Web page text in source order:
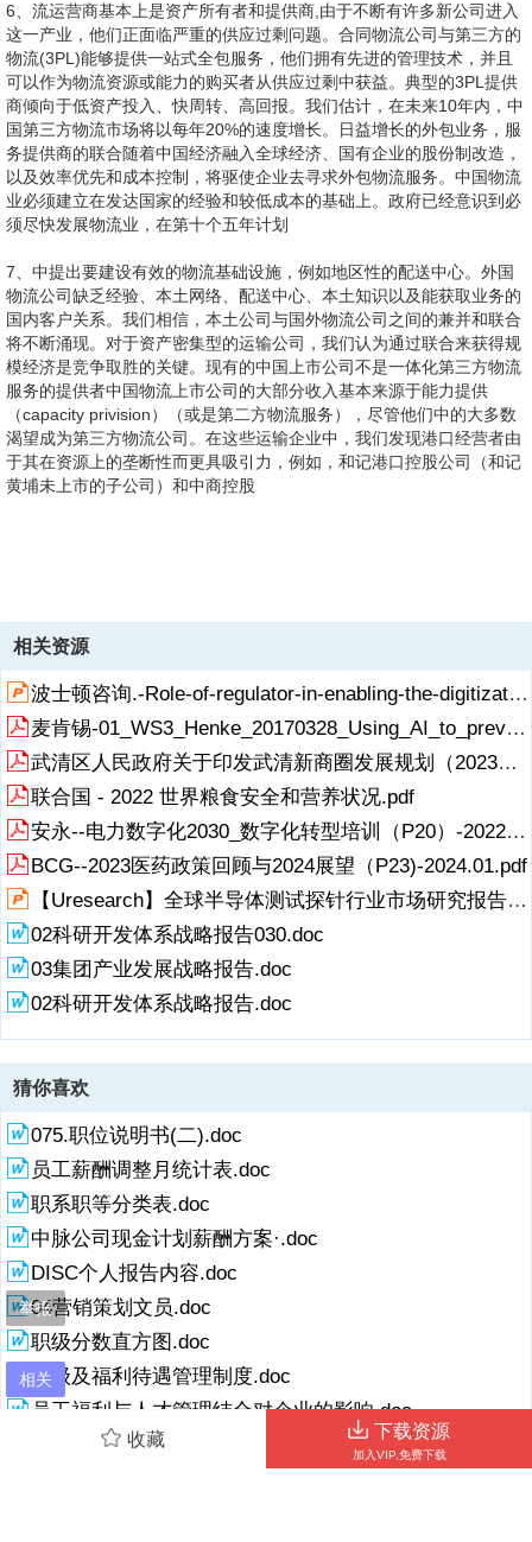
收藏 下载资源
加入VIP,免费下载
相关
举报
6、流运营商基本上是资产所有者和提供商,由于不断有许多新公司进入
这一产业，他们正面临严重的供应过剩问题。合同物流公司与第三方的
物流(3PL)能够提供一站式全包服务，他们拥有先进的管理技术，并且
可以作为物流资源或能力的购买者从供应过剩中获益。典型的3PL提供
商倾向于低资产投入、快周转、高回报。我们估计，在未来10年内，中
国第三方物流市场将以每年20%的速度增长。日益增长的外包业务，服
务提供商的联合随着中国经济融入全球经济、国有企业的股份制改造，
以及效率优先和成本控制，将驱使企业去寻求外包物流服务。中国物流
业必须建立在发达国家的经验和较低成本的基础上。政府已经意识到必
须尽快发展物流业，在第十个五年计划
7、中提出要建设有效的物流基础设施，例如地区性的配送中心。外国
物流公司缺乏经验、本土网络、配送中心、本土知识以及能获取业务的
国内客户关系。我们相信，本土公司与国外物流公司之间的兼并和联合
将不断涌现。对于资产密集型的运输公司，我们认为通过联合来获得规
模经济是竞争取胜的关键。现有的中国上市公司不是一体化第三方物流
服务的提供者中国物流上市公司的大部分收入基本来源于能力提供
（capacity privision）（或是第二方物流服务），尽管他们中的大多数
渴望成为第三方物流公司。在这些运输企业中，我们发现港口经营者由
于其在资源上的垄断性而更具吸引力，例如，和记港口控股公司（和记
黄埔未上市的子公司）和中商控股
流？ 据载，物流的概念是美国陆军少校（詹母斯C约翰逊和唐纳德F伍
德）在1905年首次提出的，用于军队运筹，包括部队本身的调遣，还包
括在规定时间内高精确度地提供后勤保障，只有这样才能赢得胜利，此
话一点不假。第二次世界大战也为实战运筹研究作出了贡献，研究成果
在物流方面得到广泛运用。在过去的几十年里，物流也成为企业在商界
竞争中立于不败之地的关键因素。诸如全面质量
受益的产业。在大多数产业拥有大量的国有企业并且存在能力过剩问题
时，第三方物流仍是一块未开发的领域。本土物流企业在过去的几年中
才刚刚开始进入第三方物流领域，目前规模都很小，而外国物流企业还
未成为实质性的参与者。物流不是“风行一时”产业 自去年以来，物流在
中国受到前所未有的关注，政府已将其列为第十个五年计划的发展重
点。这只会是风行一时吗？我们认为不是。随着
富有竞争力。企业需要比传统运输和仓储更可靠的一体化物流服务。图
1 国家品牌的发展品牌 类别 估算商标价值（10亿元）红塔山 香烟
43.90海尔 电子设备 33.00长虹 电视 26.00五粮液 酒 12.06TCL 电视
10.59联想 计算机 10.32一汽 汽车 9.66科隆 空调 9.62康佳 电视 9.54
三九 制药 7.39美的 空调 6.38青岛啤酒 啤酒 5.95小天鹅 洗衣机 5.68容
声 冰箱
有18%是通过第三方来进行的，而制成品的物流配送由第三方来进行的
就更少，只有16%。甚至一些销售额达到1000万元人民币的企业，仍拥
有自己的运输车队和仓储设施。后邓经济时代的巨大变化导致在物流需
求方面也发生了巨大变化，但是传统的运输公司对这些变化的反应却很
迟钝，以至于他们的服务远远跟不上客户的需求。这也就意味着物流市
场有一大片需求空白需要填补。另外，地域的限制和复杂烦琐的法规，
使得物流操作对大
很重要的。中国370万平方英里，比美国面积稍大。本文所附的地图显
示了两个国家一些有趣的共同点：北京和纽约，上海和新奥尔良，差不
多在同一纬度。然而，地形图却显示了巨大的差别。美国有东、西海
岸，而中国的西部却是连绵的群山，起伏的高原和广袤的沙漠。在中国
的东西部之间运输就象是打壁球，而在美国则象在玩高尔夫。（图2和
图3）图2 中美地理比较（略）图3 地形图和人口分布图（略）在美国，
太平洋气流给西部带来湿润的气候，而中国的西部在冬天则只有来自西
伯利亚的干季风。沿蒙古高原一线的年平均降
拥有雄厚发达的农业基础和支持国际贸易的港口设施。因此，在中国繁
荣的东部和贫穷的西部所运输的货物有很大差别。另外，美国大约有
1/3的陆地面积是山地和沙漠，其余都很平坦。在中国，比例正好相
反，导致东部平坦地区人口密集度高。一道艰难的运营风景由于上述地
理特征，物流成了巨大的运营挑战。搭配货物运输订单是很困难的，以
至于运输车辆是满载而去放空而归。大多数集装箱货物由东部运往西
部，木料由东北运往东南，煤炭、原油和金属矿由西部运往东部。例
如，一家深入研究了市场行情的跨国食品公司，决定夏季
概是69元人民币/吨公里，甚至还要收取12元保险费，很少有卡车愿意
跑这种长途运输业务。而且这种冷藏货柜卡车从新疆返回时经常是放
空。运营规模大的一体化物流服务提供商，应该能在处理这种不平衡业
务中找到合适的机会，从而降低服务成本。客户的困难变成了物流企业
的机会，这就是运营规模的优势。法规限制在中国，人口超过1000万以
上的特大城市，如北京、上海和重庆，交通管制是必要的。例如，一辆
北京牌照的卡车可能能在别的城市运营，但在上海，却规定外地牌照车
辆自早晨到深夜禁止运营，只有上海本地的卡车可以在白天运营。更有
甚者，交通部、外经贸部、国家民航总局、中国邮政总局和地方政府权
利机关纷纷卷入制定法规和办理相关营运执照，最终导致缺乏合作，低
灵活性，对市场需求反应迟钝和地方保护主义。这种复杂情况使得一体
化的物流服务更有价值。一体化物流公司将如何应对这些限制呢？要与
政府权力部门很好地沟通，尽快获得运营许可和超前的网络建设，也就
是发挥先行者的优势。图4 外方投资目录法规框架细目 外方的参与 相
关许可批准部门国际货运 限制 外经贸部航空货运
相关资源
波士顿咨询.-Role-of-regulator-in-enabling-the-digitization.pptx
麦肯锡-01_WS3_Henke_20170328_Using_AI_to_prevent_healthcare_errors_from_occuring.pdf
武清区人民政府关于印发武清新商圈发展规划（2023—2030年）的通知（武清政〔2024〕1号）.pdf
联合国 - 2022 世界粮食安全和营养状况.pdf
安永--电力数字化2030_数字化转型培训（P20）-2022.11
BCG--2023医药政策回顾与2024展望（P23)-2024.01.pdf
【Uresearch】全球半导体测试探针行业市场研究报告（2024-2028）.pptx
02科研开发体系战略报告030.doc
03集团产业发展战略报告.doc
02科研开发体系战略报告.doc
猜你喜欢
075.职位说明书(二).doc
员工薪酬调整月统计表.doc
职系职等分类表.doc
中脉公司现金计划薪酬方案·.doc
DISC个人报告内容.doc
04营销策划文员.doc
职级分数直方图.doc
职级及福利待遇管理制度.doc
员工福利与人才管理结合对企业的影响.doc